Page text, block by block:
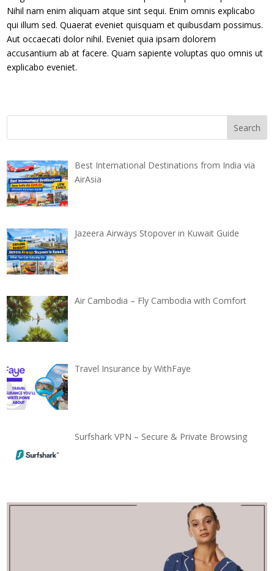
Nihil nam enim aliquam atque sint sequi. Enim omnis explicabo
qui illum sed. Quaerat eveniet quisquam et quibusdam possimus.
Aut occaecati dolor nihil. Eveniet quia ipsam dolorem
accusantium ab at facere. Quam sapiente voluptas quo omnis ut
explicabo eveniet.
Best International Destinations from India via
AirAsia
Jazeera Airways Stopover in Kuwait Guide
Air Cambodia – Fly Cambodia with Comfort
Travel Insurance by WithFaye
Surfshark VPN – Secure & Private Browsing